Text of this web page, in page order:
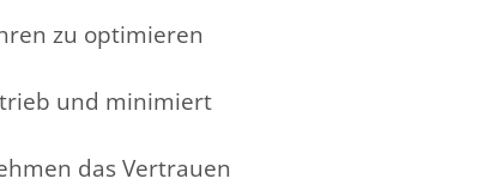
zu optimieren
und minimiert
das Vertrauen